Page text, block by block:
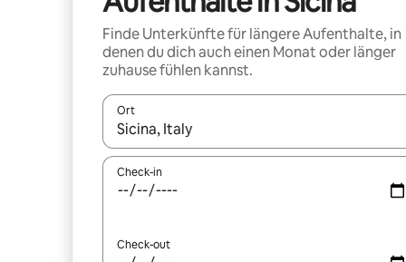
Finde Unterkünfte für längere Aufenthalte, in
denen du dich auch einen Monat oder länger
zuhause fühlen kannst.
Ort
Wenn Ergebnisse verfügbar sind, navigiere mit
Check-in
Check-out